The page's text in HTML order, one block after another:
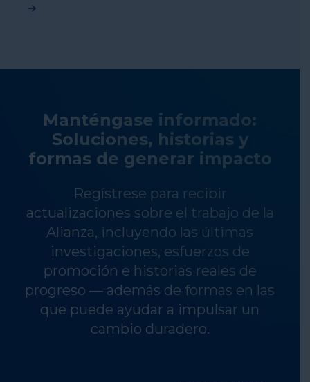
Manténgase informado:
Soluciones, historias y
formas de generar impacto
Regístrese para recibir
actualizaciones sobre el trabajo de la
Alianza, incluyendo las últimas
investigaciones, esfuerzos de
promoción e historias reales de
progreso — además de formas en las
que puede ayudar a impulsar un
cambio duradero.